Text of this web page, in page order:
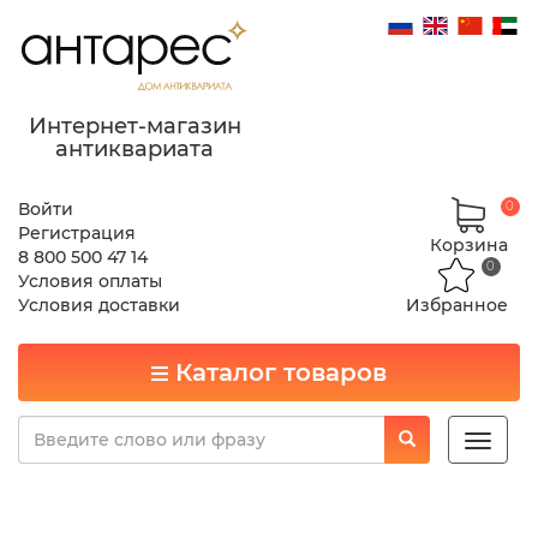
Интернет-магазин
антиквариата
Войти
Регистрация
8 800 500 47 14
Условия оплаты
Условия доставки
Корзина
0
Избранное
0
Каталог товаров
Toggle